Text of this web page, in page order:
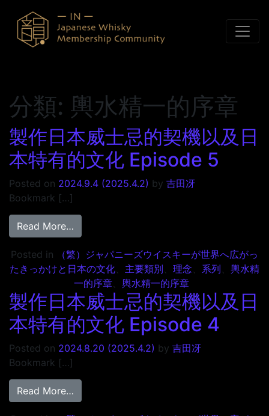
分類: 輿水精一的序章
製作日本威士忌的契機以及日
本特有的文化 Episode 5
Posted on 2024.9.4 (2025.4.2) by 吉田冴
Bookmark […]
Read More…
Posted in
（繁）ジャパニーズウイスキーが世界へ広がっ
たきっかけと日本の文化、 主要類別、 理念、 系列、 輿水精
一的序章、 輿水精一的序章
製作日本威士忌的契機以及日
本特有的文化 Episode 4
Posted on 2024.8.20 (2025.4.2) by 吉田冴
Bookmark […]
Read More…